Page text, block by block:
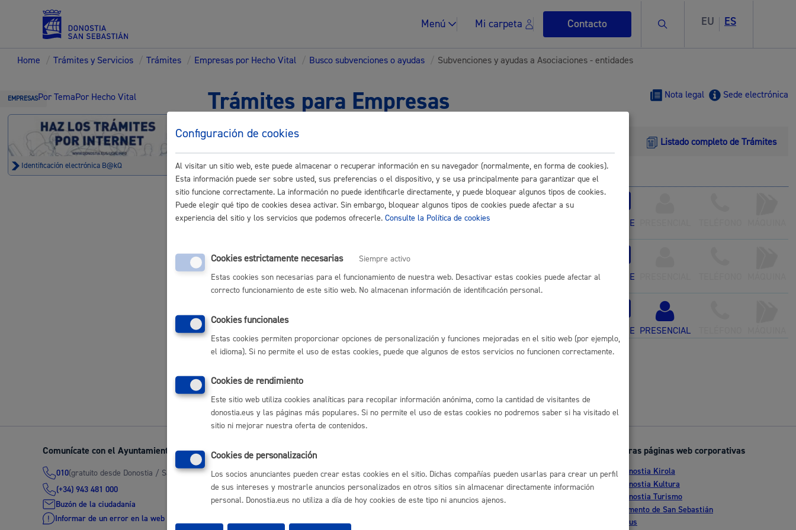
Menú Mi carpeta Contacto Buscar EU ES
Servicios
Padrón y asuntos personales
Vivienda y urbanismo
Espacio público, residuos y medioambiente
Seguridad ciudadana y emergencias Euskera
Salud Pública, animales y consumo
Infancia y juventud Igualdad, derechos humanos y convivencia
Home / Trámites y Servicios / Trámites / Empresas por Hecho Vital / Busco subvenciones o ayudas / Subvenciones y ayudas a Asociaciones - entidades
EMPRESASPor TemaPor Hecho Vital
Identificación electrónica B@kQ
Trámites para Empresas Sede electrónica
Nota legal
Listado completo de Trámites
Subvenciones y ayudas a Asociaciones - entidades
Justificación de ayudas a Copropietarios para rehabilitación de edificios de Alza - Fase 3
*
Online con certificado electrónico
ONLINE
Subvenciones para centros educativos y asociaciones vinculadas a la enseñanza
certificado electrónico
ONLINE
ONLINE PRESENCIAL
Comunícate con el Ayuntamiento de Donostia / San Sebastián
010(gratuito desde Donostia / San Sebastián)
(+34) 943 481 000
Buzón de la ciudadanía
Informar de un error en la web
Ofertas de empleo
Perfil del contratante
Sede electrónica
Otras páginas web corporativas
Donostia Kirola
Donostia Kultura
Donostia Turismo
Fomento de San Sebastián
Dbus
Configuración de cookies
Al visitar un sitio web, este puede almacenar o recuperar información en su navegador (normalmente, en forma de cookies).
Esta información puede ser sobre usted, sus preferencias o el dispositivo, y se usa principalmente para garantizar que el
sitio funcione correctamente. La información no puede identificarle directamente, y puede bloquear algunos tipos de cookies.
Puede elegir qué tipo de cookies desea activar. Sin embargo, bloquear algunos tipos de cookies puede afectar a su
experiencia del sitio y los servicios que podemos ofrecerle. Consulte la Política de cookies
Cookies estrictamente necesarias
Siempre activo
Estas cookies son necesarias para el funcionamiento de nuestra web. Desactivar estas cookies puede afectar al
correcto funcionamiento de este sitio web. No almacenan información de identificación personal.
Cookies funcionales
Estas cookies permiten proporcionar opciones de personalización y funciones mejoradas en el sitio web (por ejemplo,
el idioma). Si no permite el uso de estas cookies, puede que algunos de estos servicios no funcionen correctamente.
Cookies de rendimiento
Este sitio web utiliza cookies analíticas para recopilar información anónima, como la cantidad de visitantes de
donostia.eus y las páginas más populares. Si no permite el uso de estas cookies no podremos saber si ha visitado el
sitio ni mejorar nuestra oferta de contenidos.
Cookies de personalización
Los socios anunciantes pueden crear estas cookies en el sitio. Dichas compañías pueden usarlas para crear un perfil
de sus intereses y mostrarle anuncios personalizados en otros sitios sin almacenar directamente información
personal. Donostia.eus no utiliza a día de hoy cookies de este tipo ni anuncios ajenos.